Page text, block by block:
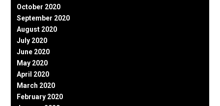
October 2020
September 2020
August 2020
July 2020
June 2020
May 2020
April 2020
March 2020
February 2020